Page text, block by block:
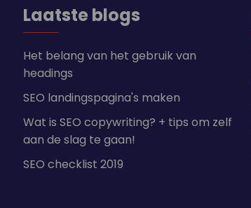
Laatste blogs
Het belang van het gebruik van
headings
SEO landingspagina's maken
Wat is SEO copywriting? + tips om zelf
aan de slag te gaan!
SEO checklist 2019